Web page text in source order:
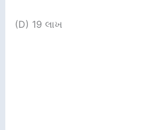
(D) 19 લાખ